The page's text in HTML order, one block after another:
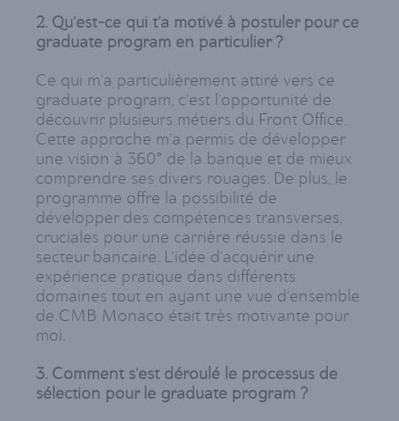
2. Qu'est-ce qui t'a motivé à postuler pour ce
graduate program en particulier ?
Ce qui m'a particulièrement attiré vers ce
graduate program, c'est l'opportunité de
découvrir plusieurs métiers du Front Office.
Cette approche m'a permis de développer
une vision à 360° de la banque et de mieux
comprendre ses divers rouages. De plus, le
programme offre la possibilité de
développer des compétences transverses,
cruciales pour une carrière réussie dans le
secteur bancaire. L'idée d'acquérir une
expérience pratique dans différents
domaines tout en ayant une vue d'ensemble
de CMB Monaco était très motivante pour
moi.
3. Comment s'est déroulé le processus de
sélection pour le graduate program ?